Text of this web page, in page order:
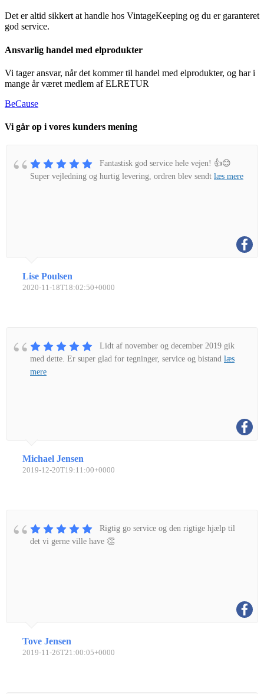
Det er altid sikkert at handle hos VintageKeeping og du er garanteret
god service.
Ansvarlig handel med elprodukter
Vi tager ansvar, når det kommer til handel med elprodukter, og har i
mange år været medlem af ELRETUR
BeCause
Vi går op i vores kunders mening
Fantastisk god service hele vejen! 👍😊
Super vejledning og hurtig levering, ordren blev sendt læs mere
Lise Poulsen
2020-11-18T18:02:50+0000
Lidt af november og december 2019 gik
med dette. Er super glad for tegninger, service og bistand læs
mere
Michael Jensen
2019-12-20T19:11:00+0000
Rigtig go service og den rigtige hjælp til
det vi gerne ville have 👏
Tove Jensen
2019-11-26T21:00:05+0000